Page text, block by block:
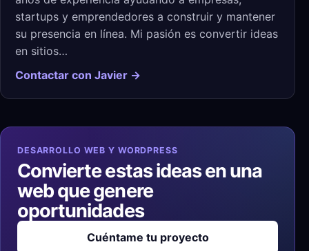
startups y emprendedores a construir y mantener
su presencia en línea. Mi pasión es convertir ideas
en sitios…
Contactar con Javier →
DESARROLLO WEB Y WORDPRESS
Convierte estas ideas en una
web que genere
oportunidades
Cuéntame tu proyecto